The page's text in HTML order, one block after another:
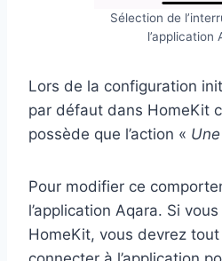
Sélection de
l’application
Lors de la configuration
par défaut dans HomeKit
possède que l’action «
Pour modifier ce
l’application Aqara. Si
HomeKit, vous devrez tout